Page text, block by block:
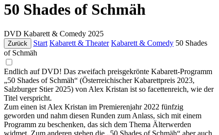
50 Shades of Schmäh
DVD Kabarett & Comedy 2025
Zurück Start Kabarett & Theater Kabarett & Comedy 50 Shades
of Schmäh
Endlich auf DVD! Das zweifach preisgekrönte Kabarett-Programm
„50 Shades of Schmäh“ (Österreichischer Kabarettpreis 2023,
Salzburger Stier 2025) von Alex Kristan ist so facettenreich, wie der
Titel verspricht.
Zum einen ist Alex Kristan im Premierenjahr 2022 fünfzig
geworden und nahm diesen Runden zum Anlass, sich mit einem
Programm zu beschenken, das sich dem Thema Älterwerden
widmet. Zum anderen stehen die „50 Shades of Schmäh“ aber auch